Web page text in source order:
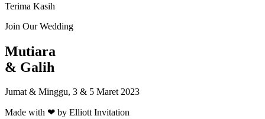
Terima Kasih
Join Our Wedding
Mutiara
& Galih
Jumat & Minggu, 3 & 5 Maret 2023
Made with ❤ by Elliott Invitation